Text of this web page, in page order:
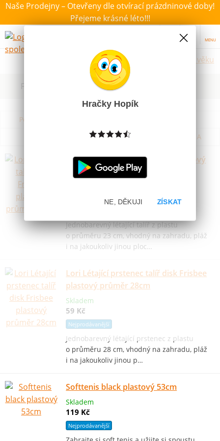
Naše Prodejny – Otevřeny dle otvírací prázdninové doby!
Přejeme krásné léto!!!
MENU
Hračky dle věku
Filtrovat dle dostupnosti, ceny, výrobce
Podle názvu od A do Z
Podle názvu od Z do A
Lori Létající talíř disk Frisbee plastový
průměr 23cm
Jednobarevný létající talíř z plastu
o průměru 23 cm, vhodný na zahradu, pláž
i na jakoukoliv jinou ploc…
Lori Létající prstenec talíř disk Frisbee
plastový průměr 28cm
Skladem
59 Kč
Nejprodávanější
Jednobarevný létající prstenec z plastu
o průměru 28 cm, vhodný na zahradu, pláž
i na jakoukoliv jinou p…
Softtenis black plastový 53cm
Skladem
119 Kč
Nejprodávanější
Hračky Hopík
ZÍSKAT
NE, DĚKUJI